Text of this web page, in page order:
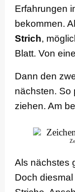
Erfahrungen
bekommen.
Strich,
Blatt. Von
Dann den
nächsten. So
ziehen. Am
Als nächstes
Doch